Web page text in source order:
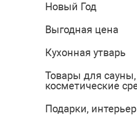
Новый Год
Выгодная цена
Кухонная утварь
Товары для сауны,
косметические
Подарки, интерьер